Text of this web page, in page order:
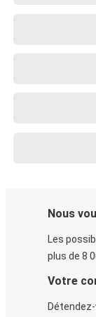
Nous
Les
plus de 8
Votre